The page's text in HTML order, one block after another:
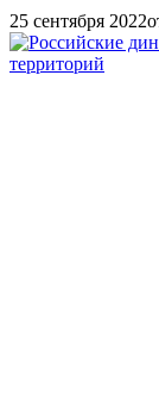
25 сентября 2022